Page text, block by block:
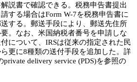
説書で確認できる。税務申告書提出
する場合はForm W-7を税務申告書に
する。郵送手段により、郵送先住所
。なお、米国納税者番号を申請しな
について、IRSは従来の指定された民
更に8種類の送付手段を追加した。詳
delivery service (PDS)を参照の